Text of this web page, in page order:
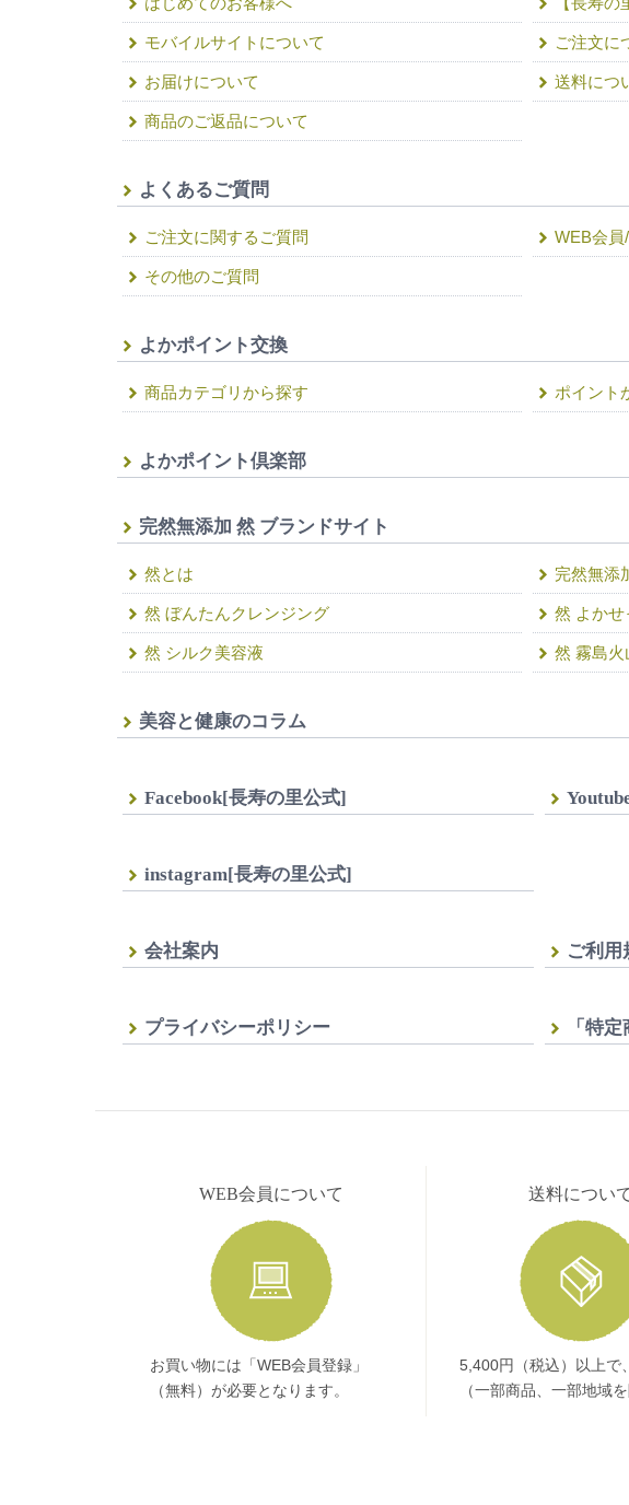
モバイルサイトについて ご注文に
お届けについて 送料につ
商品のご返品について
よくあるご質問
ご注文に関するご質問 WEB会員
その他のご質問
よかポイント交換
商品カテゴリから探す ポイント
よかポイント倶楽部
完然無添加 然 ブランドサイト
然とは 完然無添
然 ぼんたんクレンジング 然 よかせ
然 シルク美容液 然 霧島火
美容と健康のコラム
Facebook[長寿の里公式]
instagram[長寿の里公式]
会社案内 ご利用
プライバシーポリシー 「特
WEB会員について
お買い物には「WEB会員登録」
（無料）が必要となります。
送料につい
5,400円（税込）以上で
（一部商品、一部地域を